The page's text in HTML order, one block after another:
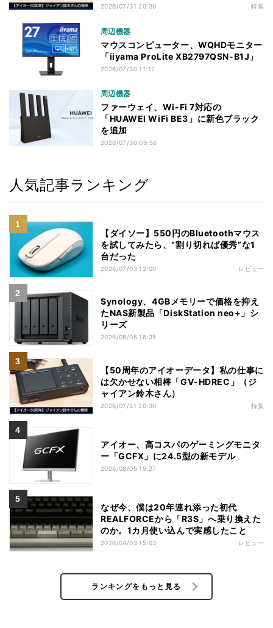
2026/07/31 20:30 特集
周辺機器
マウスコンピューター、WQHDモニター
「iiyama ProLite XB2797QSN-B1J」
2026/07/30 11:17
周辺機器
ファーウェイ、Wi-Fi 7対応の
「HUAWEI WiFi BE3」に新色ブラック
を追加
2026/07/30 09:56
人気記事ランキング
【ダイソー】550円のBluetoothマウス
を試してみたら、“割り切れば優秀”な1
台だった
2026/07/03 12:00 レビュー
Synology、4GBメモリーで価格を抑え
たNAS新製品「DiskStation neo+」シ
リーズ
2026/08/06 16:35
【50周年のアイオーデータ】私の仕事に
は欠かせない相棒「GV-HDREC」（ジ
ャイアン鈴木さん）
2026/07/31 20:30 特集
アイオー、高コスパのゲーミングモニタ
ー「GCFX」に24.5型の新モデル
2026/08/05 19:27
なぜ今、僕は20年連れ添った初代
REALFORCEから「R3S」へ乗り換えた
のか。1カ月使い込んで実感したこと
2026/04/03 15:03 レビュー
ランキングをもっと見る